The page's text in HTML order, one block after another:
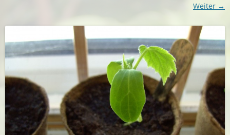
Weiter →